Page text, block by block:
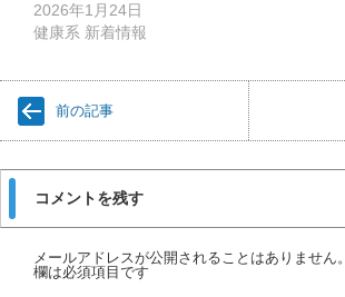
2026年1月24日
健康系 新着情報
前の記事
コメントを残す
メールアドレスが公開されることはありません。
欄は必須項目です